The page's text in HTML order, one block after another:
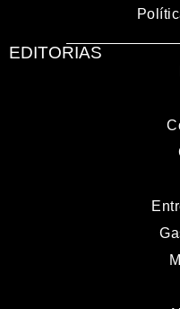
EDITORIAS